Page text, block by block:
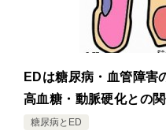
EDは糖尿病・血管障害
高血糖・動脈硬化との
糖尿病とED